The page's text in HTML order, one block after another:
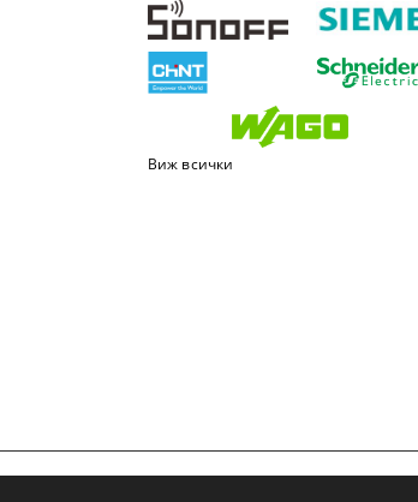
Виж всички